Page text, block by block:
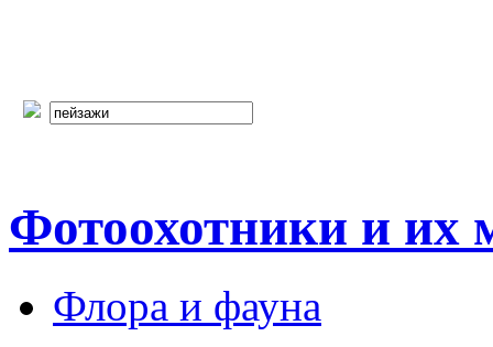
Фотоохотники и их
Флора и фауна